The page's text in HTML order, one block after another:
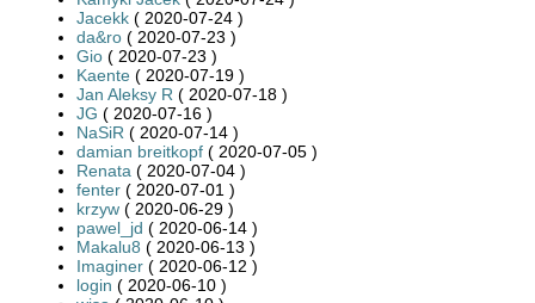
Jacekk ( 2020-07-24 )
da&ro ( 2020-07-23 )
Gio ( 2020-07-23 )
Kaente ( 2020-07-19 )
Jan Aleksy R ( 2020-07-18 )
JG ( 2020-07-16 )
NaSiR ( 2020-07-14 )
damian breitkopf ( 2020-07-05 )
Renata ( 2020-07-04 )
fenter ( 2020-07-01 )
krzyw ( 2020-06-29 )
pawel_jd ( 2020-06-14 )
Makalu8 ( 2020-06-13 )
Imaginer ( 2020-06-12 )
login ( 2020-06-10 )